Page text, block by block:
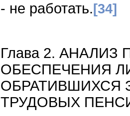
- не работать. [34]
Глава 2.
ОБЕСПЕЧЕНИЯ
ОБРАТИВШИХСЯ
ТРУДОВЫХ